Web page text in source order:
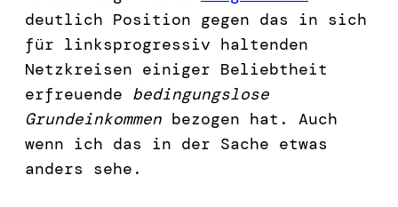
deutlich Position gegen das in sich
für linksprogressiv haltenden
Netzkreisen einiger Beliebtheit
erfreuende bedingungslose
Grundeinkommen bezogen hat. Auch
wenn ich das in der Sache etwas
anders sehe.